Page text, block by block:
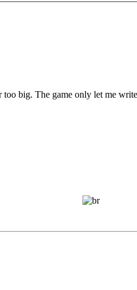
big. The game only let me